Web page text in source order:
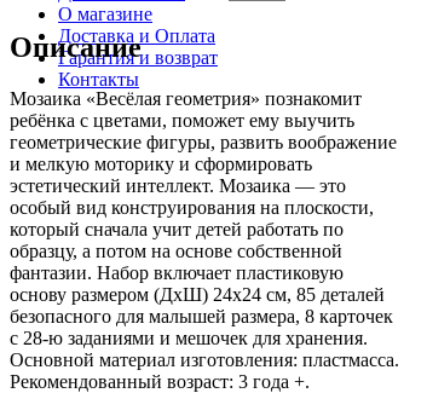
О магазине
Доставка и Оплата
Гарантия и возврат
Контакты
Описание
Мозаика «Весёлая геометрия» познакомит
ребёнка с цветами, поможет ему выучить
геометрические фигуры, развить воображение
и мелкую моторику и сформировать
эстетический интеллект. Мозаика — это
особый вид конструирования на плоскости,
который сначала учит детей работать по
образцу, а потом на основе собственной
фантазии. Набор включает пластиковую
основу размером (ДхШ) 24х24 см, 85 деталей
безопасного для малышей размера, 8 карточек
с 28-ю заданиями и мешочек для хранения.
Основной материал изготовления: пластмасса.
Рекомендованный возраст: 3 года +.